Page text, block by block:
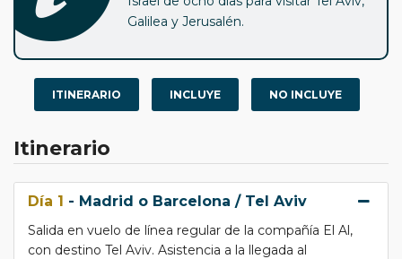
Galilea y Jerusalén.
ITINERARIO INCLUYE NO INCLUYE
Itinerario
Día 1 - Madrid o Barcelona / Tel Aviv
Salida en vuelo de línea regular de la compañía El Al,
con destino Tel Aviv. Asistencia a la llegada al